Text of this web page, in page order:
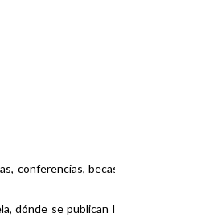
conferencias, becas,
dónde se publican la